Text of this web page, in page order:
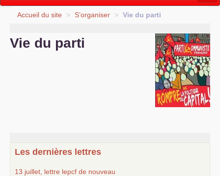
Vie politique
Accueil du site > S’organiser > Vie du parti
Vie du parti
Les dernières lettres
13 juillet, lettre lepcf de nouveau